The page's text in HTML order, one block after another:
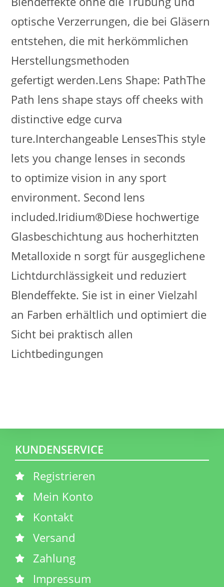
optische Verzerrungen, die bei Gläsern
entstehen, die mit herkömmlichen
Herstellungsmethoden
gefertigt werden.Lens Shape: PathThe
Path lens shape stays off cheeks with
distinctive edge curva
ture.Interchangeable LensesThis style
lets you change lenses in seconds
to optimize vision in any sport
environment. Second lens
included.Iridium®Diese hochwertige
Glasbeschichtung aus hocherhitzten
Metalloxide n sorgt für ausgeglichene
Lichtdurchlässigkeit und reduziert
Blendeffekte. Sie ist in einer Vielzahl
an Farben erhältlich und optimiert die
Sicht bei praktisch allen
Lichtbedingungen
KUNDENSERVICE
Registrieren
Mein Konto
Kontakt
Versand
Zahlung
Impressum